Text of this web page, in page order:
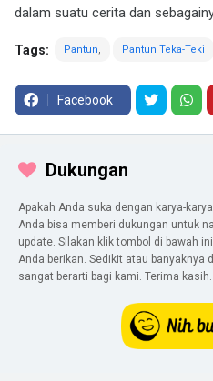
dalam suatu cerita dan
Tags: Pantun Pantun Teka-Teki
Facebook
Dukungan
Apakah Anda suka dengan karya-
Anda bisa memberi dukungan untuk
update. Silakan klik tombol di bawah
Anda berikan. Sedikit atau banyaknya
sangat berarti bagi kami. Terima kasih.